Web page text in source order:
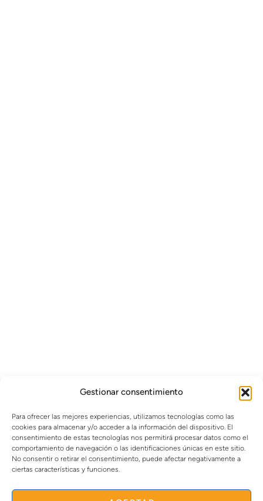
Gestionar consentimiento
Para ofrecer las mejores experiencias, utilizamos tecnologías como las
cookies para almacenar y/o acceder a la información del dispositivo. El
consentimiento de estas tecnologías nos permitirá procesar datos como el
comportamiento de navegación o las identificaciones únicas en este sitio.
No consentir o retirar el consentimiento, puede afectar negativamente a
ciertas características y funciones.